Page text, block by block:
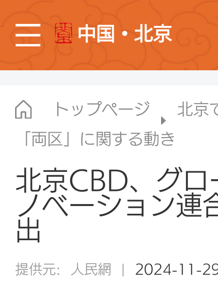
中国・北京
トップページ
北京
「両区」に関する動き
北京CBD、グ
ノベーション連
出
提供元: 人民網 | 2024-11-